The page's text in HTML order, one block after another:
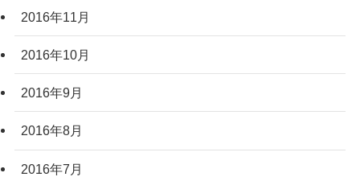
2016年11月
2016年10月
2016年9月
2016年8月
2016年7月